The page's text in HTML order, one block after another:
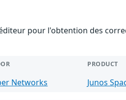
pour l'obtention des
PRODUCT
Networks Junos